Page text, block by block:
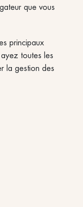
que vous
principaux
toutes les
la gestion des